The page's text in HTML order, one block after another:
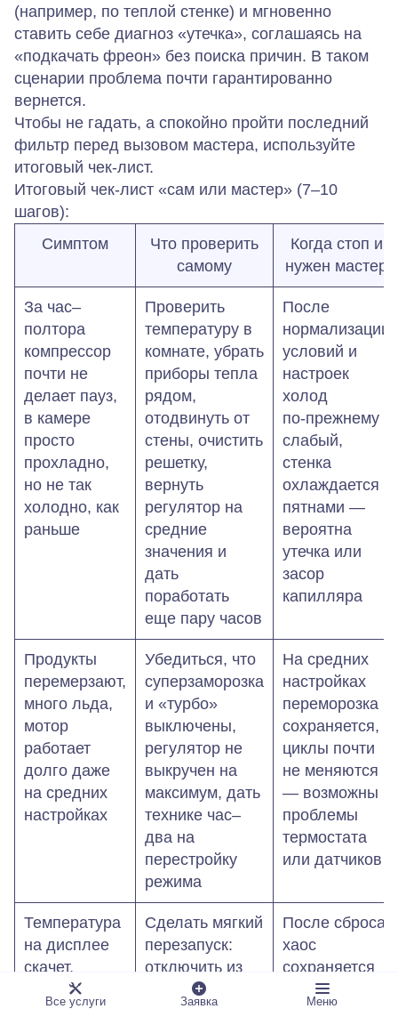
(например, по теплой стенке) и мгновенно
ставить себе диагноз «утечка», соглашаясь на
«подкачать фреон» без поиска причин. В таком
сценарии проблема почти гарантированно
вернется.
Чтобы не гадать, а спокойно пройти последний
фильтр перед вызовом мастера, используйте
итоговый чек‑лист.
Итоговый чек‑лист «сам или мастер» (7–10
шагов):
Симптом
Что проверить
самому
Когда стоп и
нужен мастер
За час–
полтора
компрессор
почти не
делает пауз,
в камере
просто
прохладно,
но не так
холодно, как
раньше
Проверить
температуру в
комнате, убрать
приборы тепла
рядом,
отодвинуть от
стены, очистить
решетку,
вернуть
регулятор на
средние
значения и
дать
поработать
еще пару часов
После
нормализации
условий и
настроек
холод
по‑прежнему
слабый,
стенка
охлаждается
пятнами —
вероятна
утечка или
засор
капилляра
Продукты
перемерзают,
много льда,
мотор
работает
долго даже
на средних
настройках
Убедиться, что
суперзаморозка
и «турбо»
выключены,
регулятор не
выкручен на
максимум, дать
технике час–
два на
перестройку
режима
На средних
настройках
переморозка
сохраняется,
циклы почти
не меняются
— возможны
проблемы
термостата
или датчиков
Температура
на дисплее
скачет,
режимы
«живут своей
Сделать мягкий
перезапуск:
отключить из
сети на 10–15
После сброса
хаос
сохраняется
Все услуги Заявка Меню